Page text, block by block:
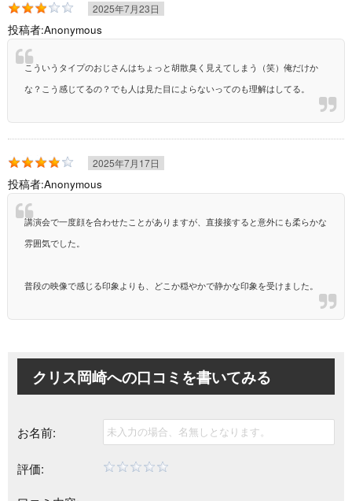
2025年7月23日
投稿者:Anonymous
こういうタイプのおじさんはちょっと胡散臭く見えてしまう（笑）俺だけか
な？こう感じてるの？でも人は見た目によらないってのも理解はしてる。
2025年7月17日
投稿者:Anonymous
講演会で一度顔を合わせたことがありますが、直接接すると意外にも柔らかな
雰囲気でした。
普段の映像で感じる印象よりも、どこか穏やかで静かな印象を受けました。
クリス岡崎への口コミを書いてみる
お名前:
評価: